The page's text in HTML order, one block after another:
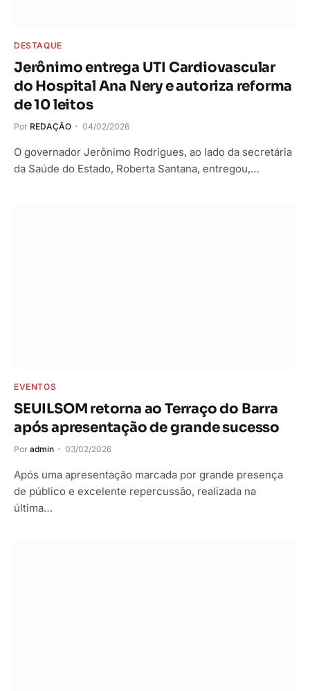
DESTAQUE
Jerônimo entrega UTI Cardiovascular
do Hospital Ana Nery e autoriza reforma
de 10 leitos
Por REDAÇÃO 04/02/2026
O governador Jerônimo Rodrigues, ao lado da secretária
da Saúde do Estado, Roberta Santana, entregou,…
EVENTOS
SEUILSOM retorna ao Terraço do Barra
após apresentação de grande sucesso
Por admin 03/02/2026
Após uma apresentação marcada por grande presença
de público e excelente repercussão, realizada na
última…